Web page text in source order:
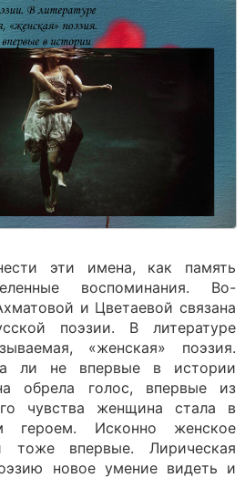
эти имена, как память
воспоминания. Во-
и Цветаевой связана
поэзии. В литературе
«женская» поэзия.
ли не впервые в истории
обрела голос, впервые из
чувства женщина стала в
героем. Исконно женское
тоже впервые. Лирическая
новое умение видеть и